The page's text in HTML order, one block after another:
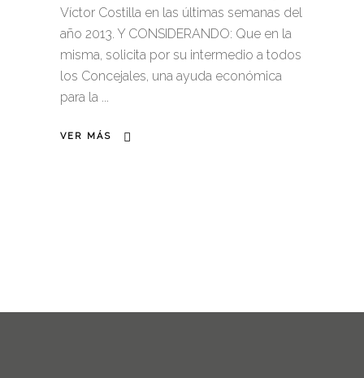
Víctor Costilla en las últimas semanas del
año 2013. Y CONSIDERANDO: Que en la
misma, solicita por su intermedio a todos
los Concejales, una ayuda económica
para la
VER MÁS